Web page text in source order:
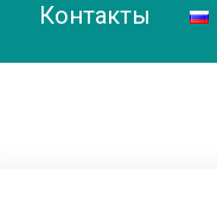
Контакты